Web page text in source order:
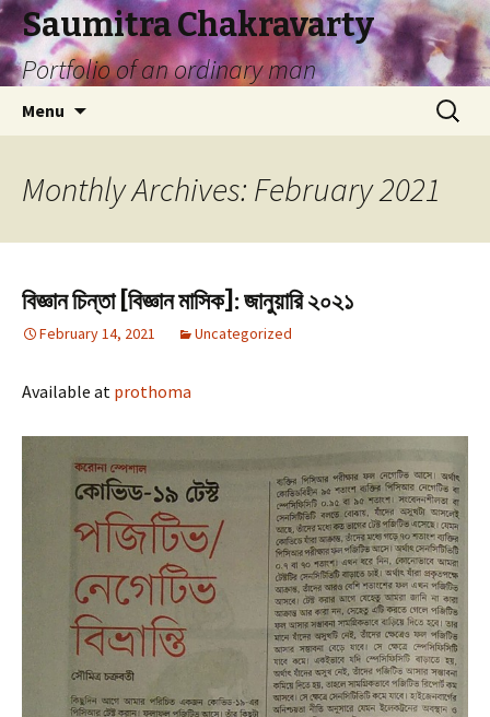
Saumitra Chakravarty
Portfolio of an ordinary man
Menu
Search
for:
Monthly Archives: February 2021
বিজ্ঞান চিন্তা [বিজ্ঞান মাসিক]: জানুয়ারি ২০২১
February 14, 2021 Uncategorized
Available at prothoma